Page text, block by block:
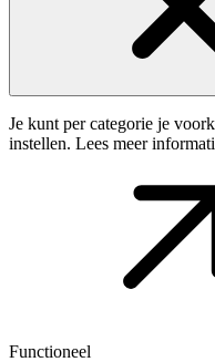
Je kunt per categorie je
instellen. Lees meer
Functioneel